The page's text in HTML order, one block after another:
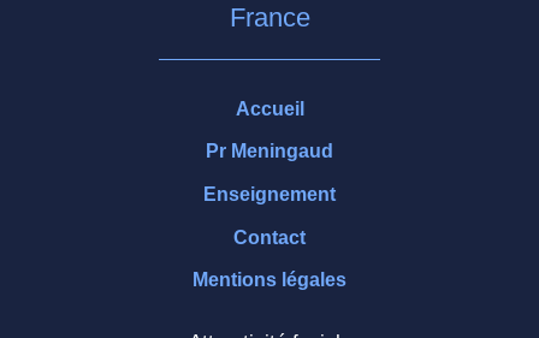
France
Accueil
Pr Meningaud
Enseignement
Contact
Mentions légales